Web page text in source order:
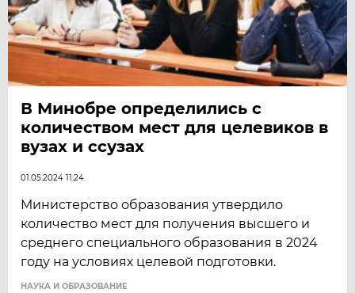
В Минобре определились с
количеством мест для целевиков в
вузах и ссузах
01.05.2024 11:24
Министерство образования утвердило
количество мест для получения высшего и
среднего специального образования в 2024
году на условиях целевой подготовки.
НАУКА И ОБРАЗОВАНИЕ